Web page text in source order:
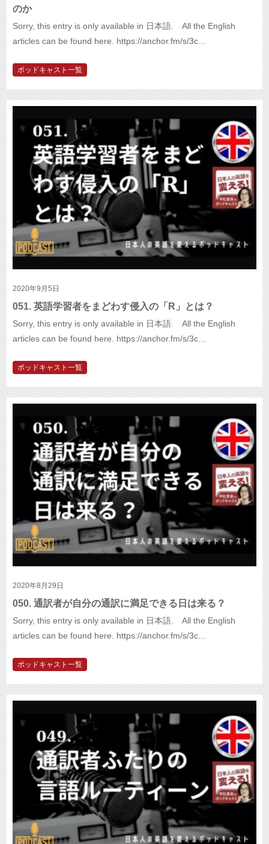
のか
Sorry, this entry is only available in 日本語. All the English
articles can be found here. https://anchor.fm/s/3c…
ポッドキャスト一覧
2020年9月5日
051. 英語学習者をまどわす侵入の「R」とは？
Sorry, this entry is only available in 日本語. All the English
articles can be found here. https://anchor.fm/s/3c…
ポッドキャスト一覧
2020年8月29日
050. 通訳者が自分の通訳に満足できる日は来る？
Sorry, this entry is only available in 日本語. All the English
articles can be found here. https://anchor.fm/s/3c…
ポッドキャスト一覧